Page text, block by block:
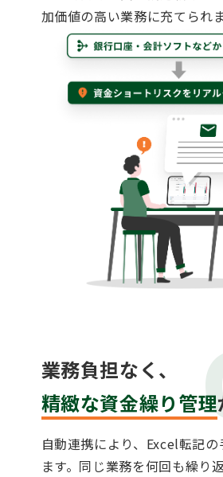
加価値の高い業務に充てられま
業務負担なく、
精緻な資金繰り管理
自動連携により、Excel転記
ます。同じ業務を何回も繰り